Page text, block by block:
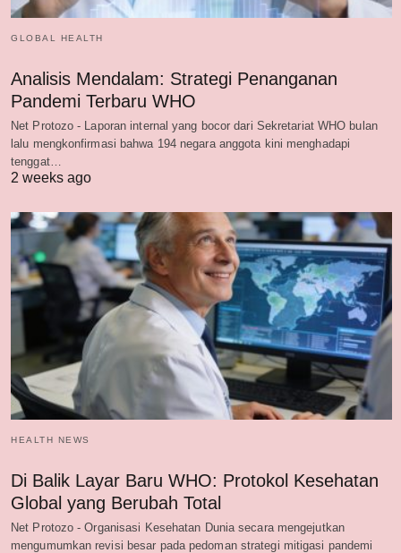
GLOBAL HEALTH
Analisis Mendalam: Strategi Penanganan
Pandemi Terbaru WHO
Net Protozo - Laporan internal yang bocor dari Sekretariat WHO bulan
lalu mengkonfirmasi bahwa 194 negara anggota kini menghadapi
tenggat…
2 weeks ago
HEALTH NEWS
Di Balik Layar Baru WHO: Protokol Kesehatan
Global yang Berubah Total
Net Protozo - Organisasi Kesehatan Dunia secara mengejutkan
mengumumkan revisi besar pada pedoman strategi mitigasi pandemi